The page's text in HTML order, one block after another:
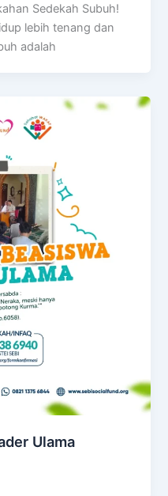
Sedekah Subuh!
lebih tenang dan
adalah
Ulama